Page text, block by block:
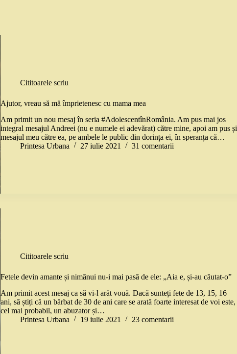
Cititoarele scriu
Ajutor, vreau să mă împrietenesc cu mama mea
Am primit un nou mesaj în seria #AdolescentînRomânia. Am pus mai jos
integral mesajul Andreei (nu e numele ei adevărat) către mine, apoi am pus și
mesajul meu către ea, pe ambele le public din dorința ei, în speranța că…
Printesa Urbana
27 iulie 2021 31 comentarii
Cititoarele scriu
Fetele devin amante și nimănui nu-i mai pasă de ele: „Aia e, și-au căutat-o”
Am primit acest mesaj ca să vi-l arăt vouă. Dacă sunteți fete de 13, 15, 16
ani, să știți că un bărbat de 30 de ani care se arată foarte interesat de voi este,
cel mai probabil, un abuzator și…
Printesa Urbana
19 iulie 2021 23 comentarii